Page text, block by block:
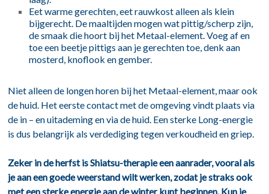
Eet warme gerechten, eet rauwkost alleen als klein
bijgerecht. De maaltijden mogen wat pittig/scherp zijn,
de smaak die hoort bij het Metaal-element. Voeg af en
toe een beetje pittigs aan je gerechten toe, denk aan
mosterd, knoflook en gember.
Niet alleen de longen horen bij het Metaal-element, maar ook
de huid. Het eerste contact met de omgeving vindt plaats via
de in – en uitademing en via de huid. Een sterke Long-energie
is dus belangrijk als verdediging tegen verkoudheid en griep.
Zeker in de herfst is Shiatsu-therapie een aanrader, vooral als
je aan een goede weerstand wilt werken, zodat je straks ook
met een sterke energie aan de winter kunt beginnen. Kun je